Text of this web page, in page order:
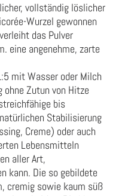
vollständig löslicher
Wurzel gewonnen
das Pulver
eine angenehme, zarte
mit Wasser oder Milch
ohne Zutun von Hitze
bis
Stabilisierung
Creme) oder auch
Lebensmitteln
aller Art,
kann. Die so gebildete
cremig sowie kaum süß